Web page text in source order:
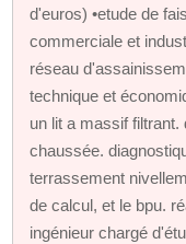
d'euros) •etude de
commerciale et
réseau
technique et
un lit a massif
chaussée.
terrassement
de calcul, et le bpu.
ingénieur chargé